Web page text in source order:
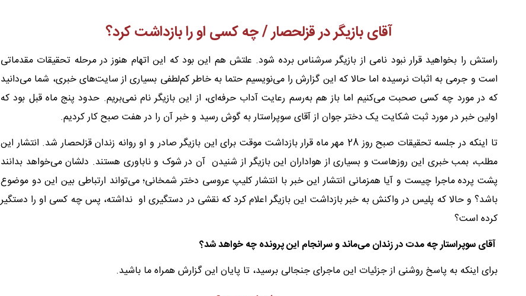
آقای بازیگر در قزلحصار / چه کسی او را بازداشت کرد؟
راستش را بخواهید قرار نبود نامی از بازیگر سرشناس برده شود. علتش هم این بود که این اتهام هنوز در مرحله تحقیقات مقدماتی
است و جرمی به اثبات نرسیده ‌اما حالا که این گزارش را می‌نویسیم حتما به خاطر کم‌لطفی بسیاری از سایت‌های خبری‌‌، شما می‌دانید
که در مورد چه کسی صحبت می‌کنیم اما باز هم به‌رسم رعایت آداب حرفه‌ای، از این بازیگر نام‌ نمی‌بریم. حدود پنج ماه قبل بود که
اولین خبر ‌‌در ‌مورد ثبت شکایت یک دختر جوان از آقای سوپراستار به گوش رسید و خبر آن را در هفت صبح کار کردیم.
تا اینکه در جلسه تحقیقات صبح روز 28 مهر ماه قرار بازداشت موقت برای این بازیگر صادر ‌‌و او روانه زندان قزلحصار شد. انتشار این
مطلب، بمب خبری این روزهاست و بسیاری از هواداران این بازیگر از شنیدن آن در شوک و ناباوری هستند. دلشان می‌خواهد بدانند
پشت پرده ماجرا چیست و آیا همزمانی انتشار این خبر با انتشار کلیپ عروسی دختر شمخانی؛ می‌تواند ارتباطی بین این دو موضوع
باشد؟ و حالا که پلیس در واکنش به خبر بازداشت این بازیگر اعلام کرد که نقشی در دستگیری او نداشته، پس چه کسی او را دستگیر
کرده است؟
آقای سوپراستار چه مدت در زندان می‌ماند و سرانجام این پرونده چه خواهد شد؟
برای اینکه به پاسخ روشنی از جزئیات این ماجرای جنجالی برسید، تا پایان این گزارش همراه ما باشید.